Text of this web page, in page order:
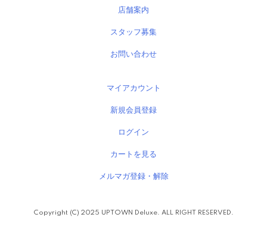
店舗案内
スタッフ募集
お問い合わせ
マイアカウント
新規会員登録
ログイン
カートを見る
メルマガ登録・解除
Copyright (C) 2025 UPTOWN Deluxe. ALL RIGHT RESERVED.